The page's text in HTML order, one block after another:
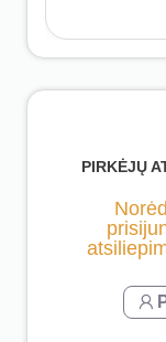
PIRKĖJŲ